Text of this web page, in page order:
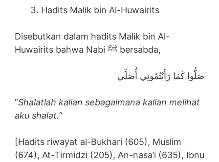
Hadits Malik bin Al-Huwairits
Disebutkan dalam hadits Malik bin Al-
Huwairits bahwa Nabi ﷺ bersabda,
صَلُّوا كَمَا رَأَيْتُمُونِي أُصَلِّي
”Shalatlah kalian sebagaimana kalian melihat
aku shalat.”
[Hadits riwayat al-Bukhari (605), Muslim
(674), At-Tirmidzi (205), An-nasa’i (635), Ibnu